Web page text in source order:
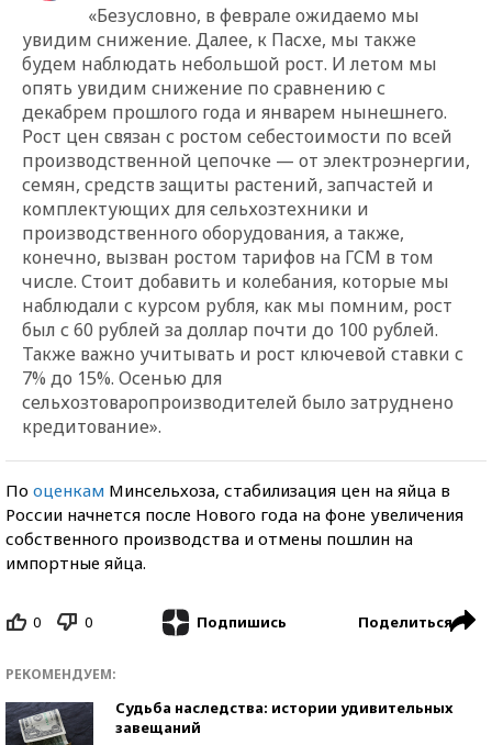
«Безусловно, в феврале ожидаемо мы
увидим снижение. Далее, к Пасхе, мы также
будем наблюдать небольшой рост. И летом мы
опять увидим снижение по сравнению с
декабрем прошлого года и январем нынешнего.
Рост цен связан с ростом себестоимости по всей
производственной цепочке — от электроэнергии,
семян, средств защиты растений, запчастей и
комплектующих для сельхозтехники и
производственного оборудования, а также,
конечно, вызван ростом тарифов на ГСМ в том
числе. Стоит добавить и колебания, которые мы
наблюдали с курсом рубля, как мы помним, рост
был с 60 рублей за доллар почти до 100 рублей.
Также важно учитывать и рост ключевой ставки с
7% до 15%. Осенью для
сельхозтоваропроизводителей было затруднено
кредитование».
По оценкам Минсельхоза, стабилизация цен на яйца в
России начнется после Нового года на фоне увеличения
собственного производства и отмены пошлин на
импортные яйца.
0 0 Подпишись Поделиться
РЕКОМЕНДУЕМ:
Судьба наследства: истории удивительных
завещаний